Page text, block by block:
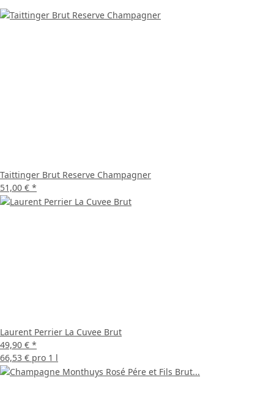
Taittinger Brut Reserve Champagner
51,00 € *
Laurent Perrier La Cuvee Brut
49,90 € *
66,53 € pro 1 l